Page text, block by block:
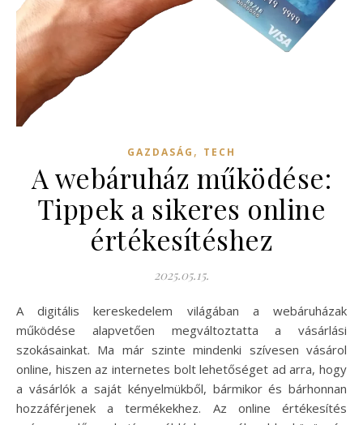
GAZDASÁG , TECH
A webáruház működése:
Tippek a sikeres online
értékesítéshez
2025.05.15.
A digitális kereskedelem világában a webáruházak
működése alapvetően megváltoztatta a vásárlási
szokásainkat. Ma már szinte mindenki szívesen vásárol
online, hiszen az internetes bolt lehetőséget ad arra, hogy
a vásárlók a saját kényelmükből, bármikor és bárhonnan
hozzáférjenek a termékekhez. Az online értékesítés